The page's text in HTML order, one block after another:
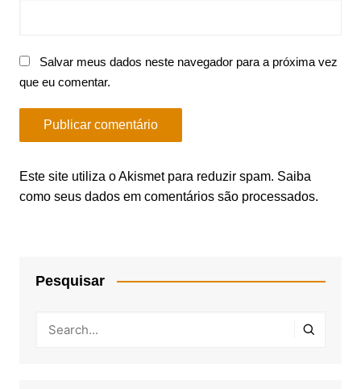
Salvar meus dados neste navegador para a próxima vez
que eu comentar.
Este site utiliza o Akismet para reduzir spam. Saiba
como seus dados em comentários são processados.
Pesquisar